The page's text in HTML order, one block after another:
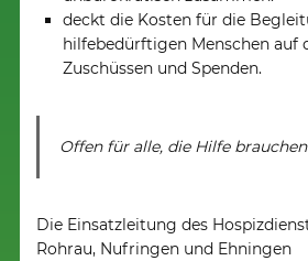
deckt die Kosten für die
hilfebedürftigen Menschen auf
Zuschüssen und Spenden.
Offen für alle, die Hilfe brauchen
Die Einsatzleitung des
Rohrau, Nufringen und Ehningen